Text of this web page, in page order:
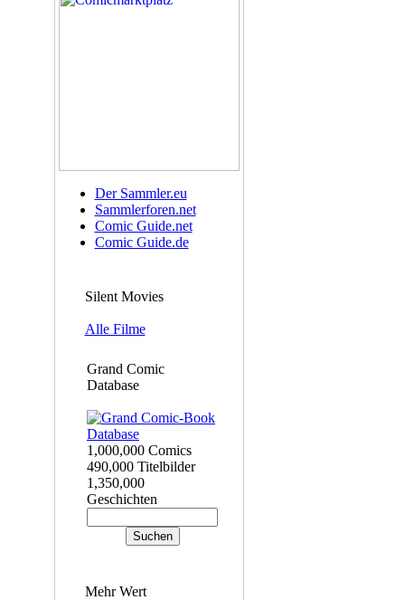
Der Sammler.eu
Sammlerforen.net
Comic Guide.net
Comic Guide.de
Silent Movies
Alle Filme
Grand Comic
Database
1,000,000 Comics
490,000 Titelbilder
1,350,000
Geschichten
Mehr Wert